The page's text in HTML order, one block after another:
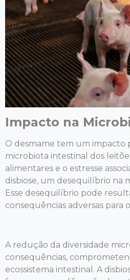
Impacto na
O desmame tem um impacto
microbiota intestinal dos
alimentares e o estresse
disbiose, um desequilíbrio na
Esse desequilíbrio pode
consequências adversas para
A redução da diversidade
consequências,
ecossistema intestinal. A